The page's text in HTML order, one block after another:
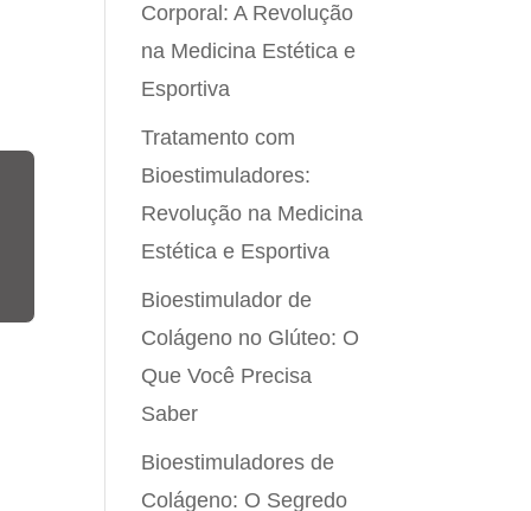
Corporal: A Revolução
na Medicina Estética e
Esportiva
Tratamento com
Bioestimuladores:
Revolução na Medicina
Estética e Esportiva
Bioestimulador de
Colágeno no Glúteo: O
Que Você Precisa
Saber
Bioestimuladores de
Colágeno: O Segredo